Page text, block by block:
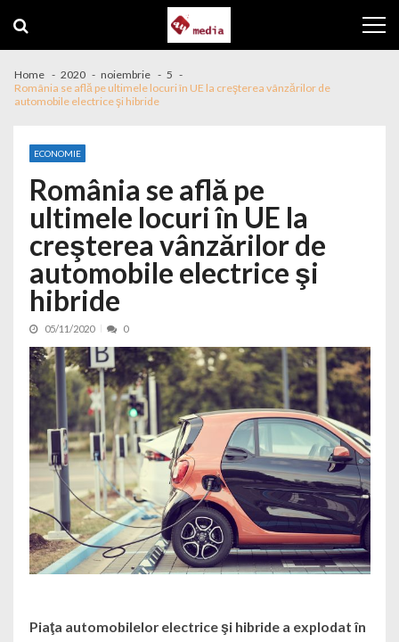
Home 2020 noiembrie
5
România se află pe ultimele locuri în UE la creşterea vânzărilor de
automobile electrice şi hibride
ECONOMIE
România se află pe
ultimele locuri în UE la
creşterea vânzărilor de
automobile electrice şi
hibride
05/11/2020 0
Piaţa automobilelor electrice şi hibride a explodat în